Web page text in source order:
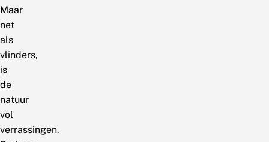
Maar
net
als
vlinders,
is
de
natuur
vol
verrassingen.